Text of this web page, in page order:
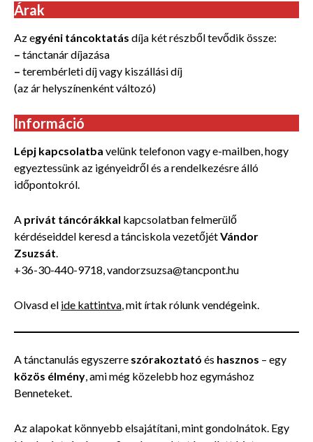
Árak
Az egyéni táncoktatás díja két részből tevődik össze:
– tánctanár díjazása
– terembérleti díj vagy kiszállási díj
(az ár helyszínenként változó)
Információ
Lépj kapcsolatba velünk telefonon vagy e-mailben, hogy
egyeztessünk az igényeidről és a rendelkezésre álló
időpontokról.
A privát táncórákkal kapcsolatban felmerülő
kérdéseiddel keresd a tánciskola vezetőjétVándor
Zsuzsát.
+36-30-440-9718, vandorzsuzsa@tancpont.hu
Olvasd el ide kattintva, mit írtak rólunk vendégeink.
A tánctanulás egyszerre szórakoztató és hasznos – egy
közös élmény, ami még közelebb hoz egymáshoz
Benneteket.
Az alapokat könnyebb elsajátítani, mint gondolnátok. Egy